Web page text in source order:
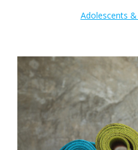
Adolescents